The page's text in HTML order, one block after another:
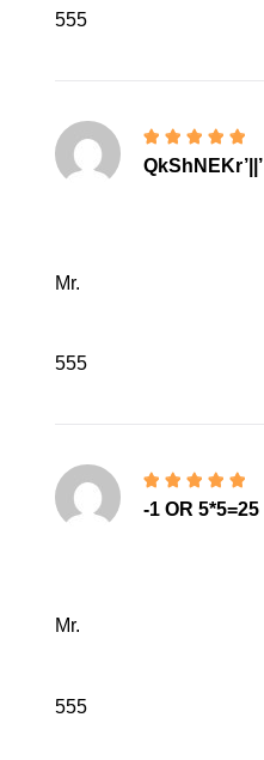
555
QkShNEKr’||’
Mr.
555
-1 OR 5*5=25
Mr.
555